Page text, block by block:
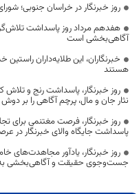
روز خبرنگار در خراسان جنوبی؛
هفدهم مرداد روز پاسداشت
آگاهی‌بخشی است
خبرنگاران، این طلایه‌داران
هستند
روز خبرنگار، پاسداشت رنج و
نثار جان و مال، پرچم آگاهی را بر
روز خبرنگار، فرصت مغتنمی برای
پاسداشت جایگاه والای خبرنگار در
روز خبرنگار، یادآور
جست‌وجوی حقیقت و آگاهی‌بخشی به